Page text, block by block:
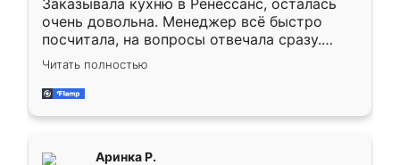
Заказывала кухню в Ренессанс, осталась
очень довольна. Менеджер всё быстро
посчитала, на вопросы отвечала сразу.
Замерщик приехал в субботу, подошёл к
делу со всей ответственностью. Собрали
за день, ребята работали аккуратно, даже
Читать полностью
Аринка Р.